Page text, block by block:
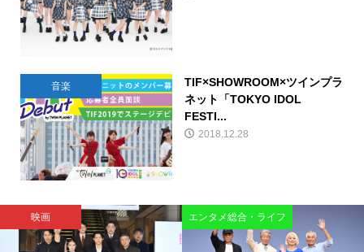
音楽
TIF×SHOWROOM×ツインプラ
ネット「TOKYO IDOL
FESTI...
2018.12.28
映画 エンタメ総合・ライフ